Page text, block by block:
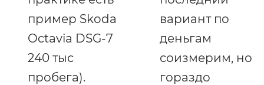
пример Skoda
Octavia DSG-7
240 тыс
пробега).
вариант по
деньгам
соизмерим, но
гораздо